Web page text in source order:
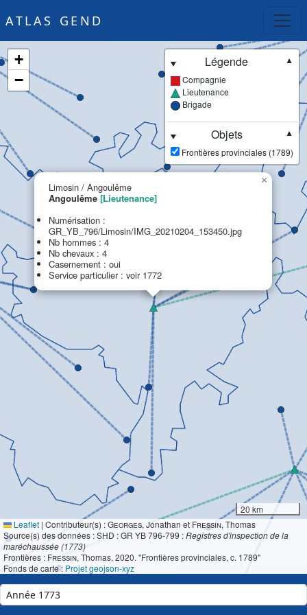
ATLAS GEND
Limosin / Angoulême
Angoulême [Lieutenance]
Numérisation :
GR_YB_796/Limosin/IMG_20210204_153450.jpg
Nb hommes : 4
Nb chevaux : 4
Casernement : oui
Service particulier : voir 1772
×
+
−
Légende
▼
Compagnie
Lieutenance
Brigade
Objets
▼
Frontières provinciales (1789)
20 km
Leaflet | Contributeur(s) :Georges, Jonathan et Fressin, Thomas
Source(s) des données : SHD : GR YB 796-799 :Registres d'inspection de la
maréchaussée (1773)
Frontières : Fressin, Thomas, 2020. "Frontières provinciales, c. 1789"
Fonds de carte : Projet geojson-xyz